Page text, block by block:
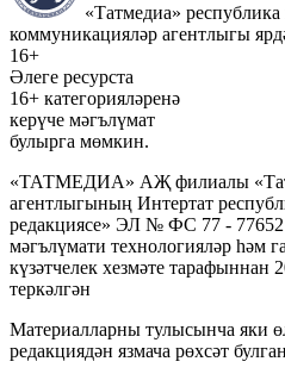
«Татмедиа»
коммуникацияләр агентлыгы
16+
Әлеге ресурста
16+ категорияләренә
керүче мәгълүмат
булырга мөмкин.
«ТАТМЕДИА» АҖ филиалы
агентлыгының Интертат
редакциясе» ЭЛ № ФС 77 - 77652
мәгълүмати технологияләр һәм
күзәтчелек хезмәте
теркәлгән
Материалларны тулысынча яки
редакциядән язмача рөхсәт